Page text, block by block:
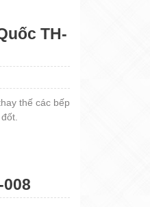
TH-
thế các bếp